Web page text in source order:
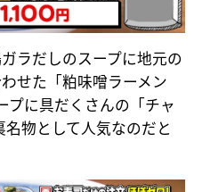
ラだしのスープに地元の
せた「粕味噌ラーメン
プに具だくさんの「チャ
物として人気なのだと